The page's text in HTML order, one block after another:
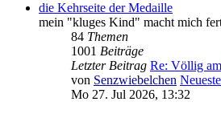
die Kehrseite der Medaille
mein "kluges Kind" macht mich
84 Themen
1001 Beiträge
Letzter Beitrag Re: Völlig
von Senzwiebelchen
Mo 27. Jul 2026, 13:32